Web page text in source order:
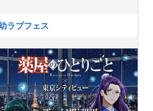
ラブフェス